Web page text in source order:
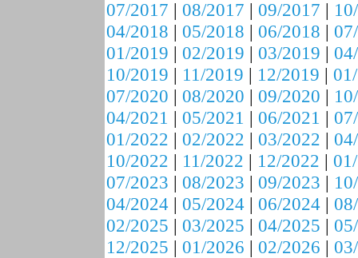
07/2017 | 08/2017 | 09/2017 |
04/2018 | 05/2018 | 06/2018 |
01/2019 | 02/2019 | 03/2019 |
10/2019 | 11/2019 | 12/2019 |
07/2020 | 08/2020 | 09/2020 |
04/2021 | 05/2021 | 06/2021 |
01/2022 | 02/2022 | 03/2022 |
10/2022 | 11/2022 | 12/2022 |
07/2023 | 08/2023 | 09/2023 |
04/2024 | 05/2024 | 06/2024 |
02/2025 | 03/2025 | 04/2025 |
12/2025 | 01/2026 | 02/2026 |